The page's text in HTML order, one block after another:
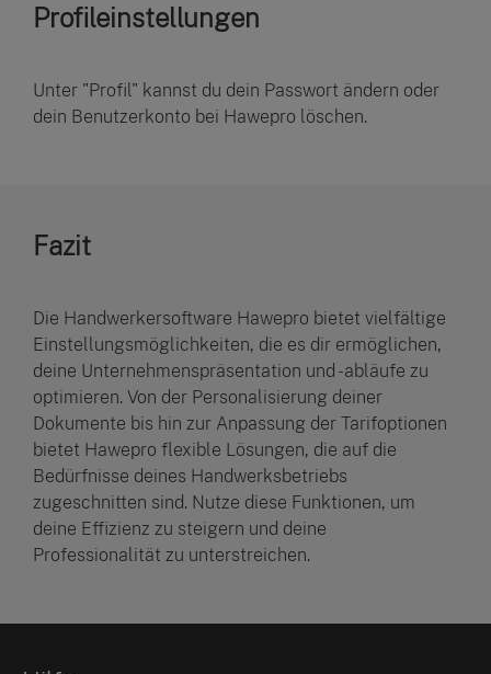
Profileinstellungen
Unter "Profil" kannst du dein Passwort ändern oder
dein Benutzerkonto bei Hawepro löschen.
Fazit
Die Handwerkersoftware Hawepro bietet vielfältige
Einstellungsmöglichkeiten, die es dir ermöglichen,
deine Unternehmenspräsentation und -abläufe zu
optimieren. Von der Personalisierung deiner
Dokumente bis hin zur Anpassung der Tarifoptionen
bietet Hawepro flexible Lösungen, die auf die
Bedürfnisse deines Handwerksbetriebs
zugeschnitten sind. Nutze diese Funktionen, um
deine Effizienz zu steigern und deine
Professionalität zu unterstreichen.